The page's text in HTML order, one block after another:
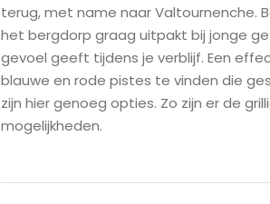
terug, met name naar Valtournenche.
het bergdorp graag uitpakt bij jonge
gevoel geeft tijdens je verblijf. Een
blauwe en rode pistes te vinden die
zijn hier genoeg opties. Zo zijn er de
mogelijkheden.